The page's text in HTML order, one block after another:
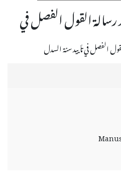
القول الفصل في
الفصل في تأييد سنة السدل